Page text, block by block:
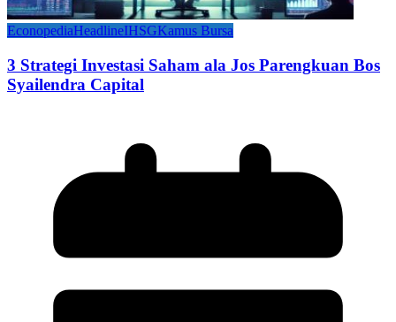
EconopediaHeadlineIHSGKamus Bursa
3 Strategi Investasi Saham ala Jos Parengkuan Bos
Syailendra Capital